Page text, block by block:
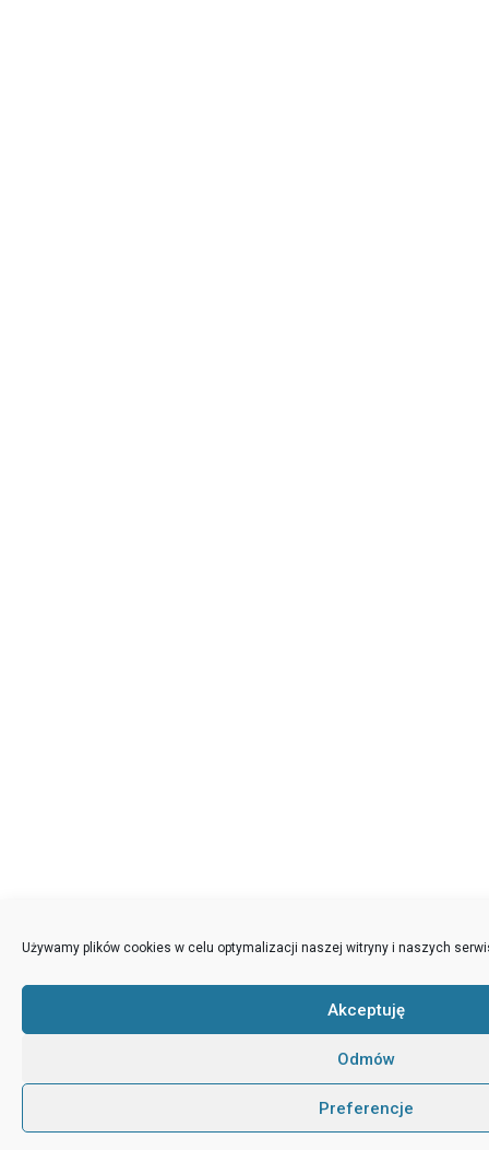
Używamy plików cookies w celu optymalizacji naszej witryny i naszych
Akceptuję
Odmów
Preferencje